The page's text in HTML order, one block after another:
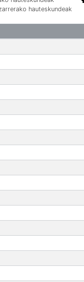
hauteskundeak